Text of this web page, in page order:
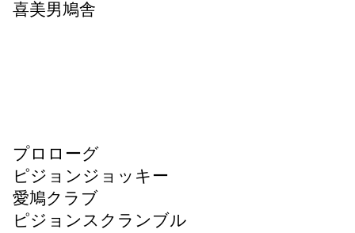
喜美男鳩舎
プロローグ
ピジョンジョッキー
愛鳩クラブ
ピジョンスクランブル